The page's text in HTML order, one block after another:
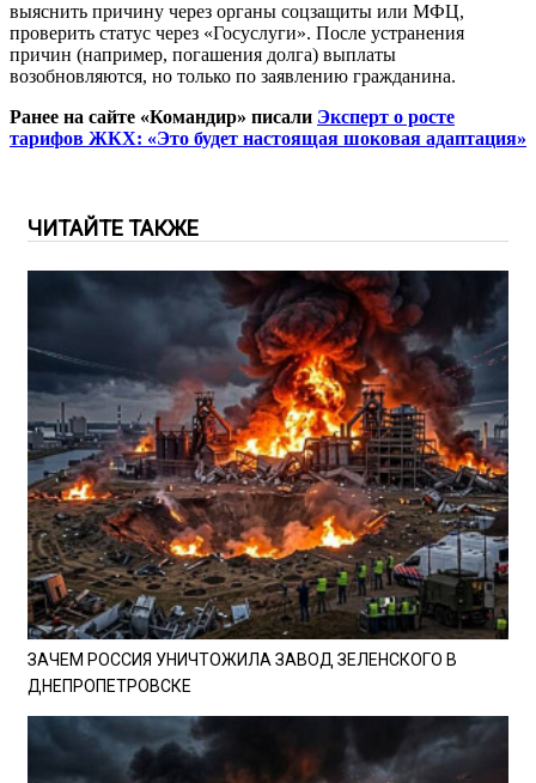
выяснить причину через органы соцзащиты или МФЦ,
проверить статус через «Госуслуги». После устранения
причин (например, погашения долга) выплаты
возобновляются, но только по заявлению гражданина.
Ранее на сайте «Командир» писали Эксперт о росте
тарифов ЖКХ: «Это будет настоящая шоковая адаптация»
ЧИТАЙТЕ ТАКЖЕ
ЗАЧЕМ РОССИЯ УНИЧТОЖИЛА ЗАВОД ЗЕЛЕНСКОГО В
ДНЕПРОПЕТРОВСКЕ